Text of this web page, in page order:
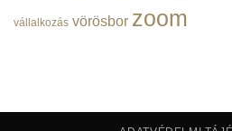
vállalkozás vörösbor zoom